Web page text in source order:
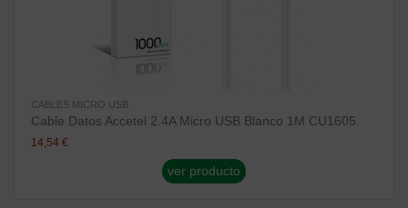
CABLES MICRO USB
Cable Datos Accetel 2.4A Micro USB Blanco 1M CU1605
14,54 €
ver producto